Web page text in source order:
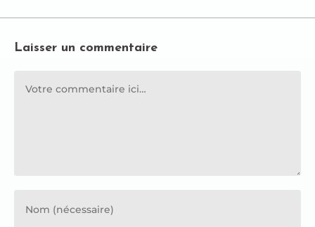
Laisser un commentaire